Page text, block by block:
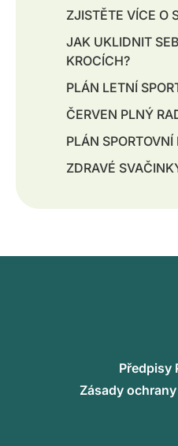
ZJISTĚTE VÍCE O
JAK UKLIDNIT
KROCÍCH?
PLÁN LETNÍ
ČERVEN PLNÝ
PLÁN SPORTOVNÍ
ZDRAVÉ
Předpisy
Zásady